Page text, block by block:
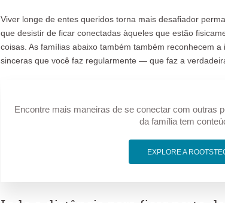
Viver longe de entes queridos torna mais desafiador
que desistir de ficar conectadas àqueles que estão
coisas. As famílias abaixo também também reconhecem
sinceras que você faz regularmente — que faz a
Encontre mais maneiras de se conectar com outras
da família tem
EXPLORE A